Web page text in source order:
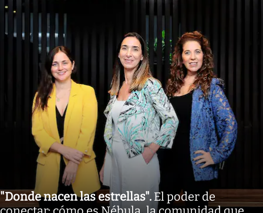
"Donde nacen las estrellas". El poder de